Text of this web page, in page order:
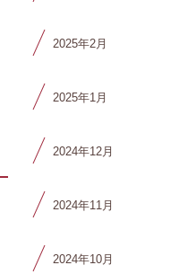
2025年2月
2025年1月
2024年12月
2024年11月
2024年10月